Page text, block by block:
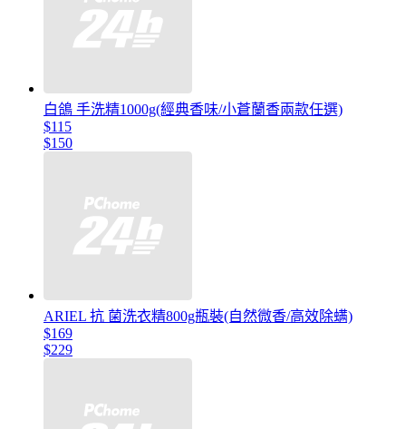
白鴿 手洗精1000g(經典香味/小蒼蘭香兩款任選)
$115
$150
ARIEL 抗 菌洗衣精800g瓶裝(自然微香/高效除螨)
$169
$229